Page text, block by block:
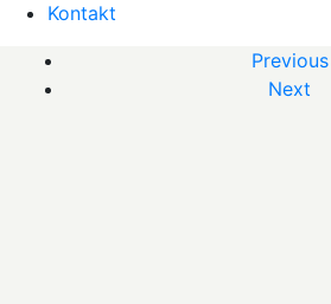
Kontakt
Previous
Next